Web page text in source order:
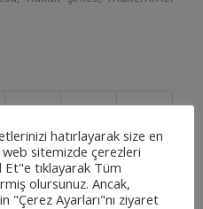
hatırlayarak size en
sitemizde çerezleri
Et"e tıklayarak Tüm
olursunuz. Ancak,
"Çerez Ayarları"nı ziyaret